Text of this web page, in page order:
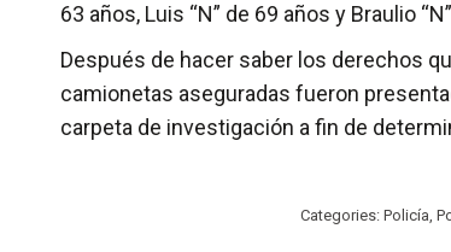
63 años, Luis “N” de 69 años y Braulio
Después de hacer saber los derechos
camionetas aseguradas fueron
carpeta de investigación a fin de
Categories: Policía,